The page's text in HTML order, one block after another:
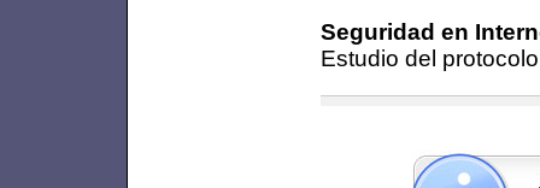
Seguridad en
Estudio del